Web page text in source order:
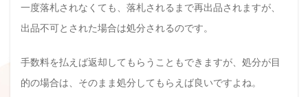
一度落札されなくても、落札されるまで再出品されますが、
出品不可とされた場合は処分されるのです。
手数料を払えば返却してもらうこともできますが、処分が目
的の場合は、そのまま処分してもらえば良いですよね。